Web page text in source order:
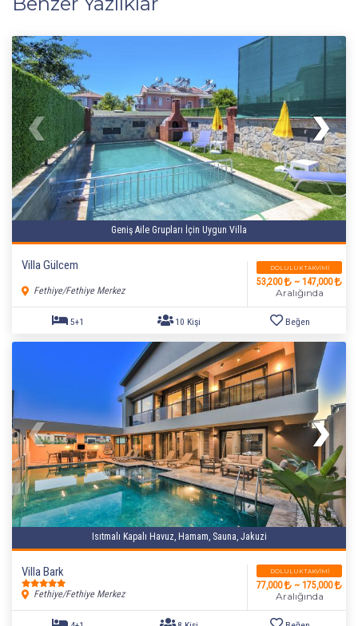
Geniş Aile Grupları İçin Uygun Villa
Villa Gülcem
Fethiye/Fethiye Merkez
DOLULUK TAKVIMI
53,200 ~ 147,000
Aralığında
Isıtmalı Kapalı Havuz, Hamam, Sauna, Jakuzi
Villa Bark
Fethiye/Fethiye Merkez
DOLULUK TAKVIMI
77,000 ~ 175,000
Aralığında